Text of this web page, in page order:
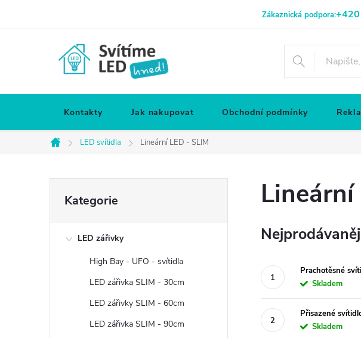
Zákaznická podpora:
Kontakty Jak nakupovat Obchodní podmínky
Domů
LED svítidla Lineární LED - SLIM
kategorie
Kategorie
LED zářivky
High Bay - UFO - svítidla
LED zářivka SLIM - 30cm
LED zářivky SLIM - 60cm
LED zářivka SLIM - 90cm
Lineární
Prachotěsné
Skladem
Přisazené
Skladem